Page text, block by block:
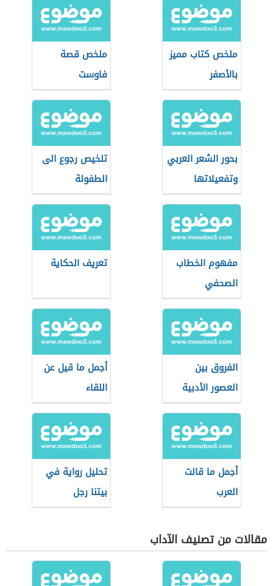
ملخص كتاب مميز
بالأصفر
ملخص قصة
فاوست
بحور الشعر العربي
وتفعيلاتها
تلخيص رجوع الى
الطفولة
مفهوم الخطاب
الصحفي
تعريف الحكاية
الفروق بين
العصور الأدبية
أجمل ما قيل عن
اللقاء
أجمل ما قالت
العرب
تحليل رواية في
بيتنا رجل
مقالات من تصنيف الآداب